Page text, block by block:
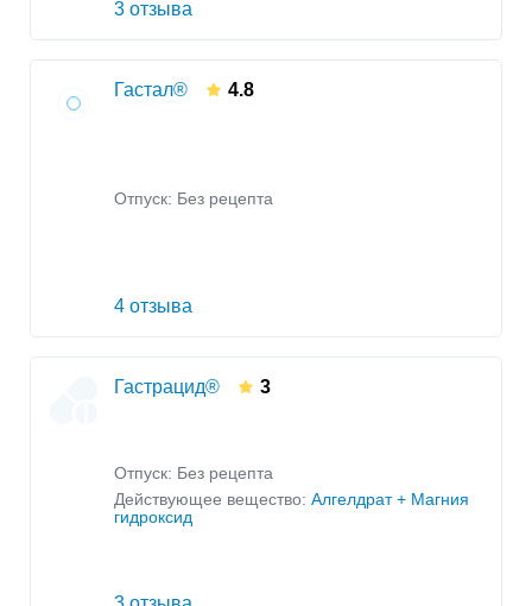
3 отзыва
Гастал® 4.8
Отпуск: Без рецепта
4 отзыва
Гастрацид® 3
Отпуск: Без рецепта
Действующее вещество: Алгелдрат + Магния
гидроксид